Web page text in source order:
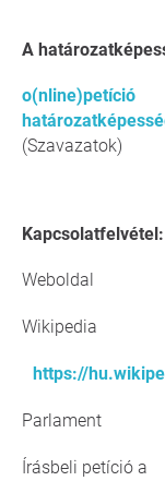
A
o(nline)petíció
(Szavazatok)
Kapcsolatfelvétel:
Weboldal
Wikipedia
https://
Parlament
Írásbeli petíció a